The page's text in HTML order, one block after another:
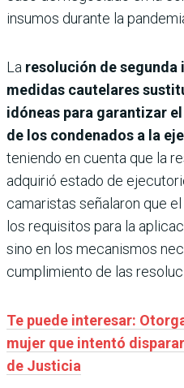
insumos durante la
La resolución de
medidas cautelares
idóneas para garantizar
de los condenados a la
teniendo en cuenta que la
adquirió estado de
camaristas señalaron que
los requisitos para la
sino en los mecanismos
cumplimiento de las
Te puede interesar:
mujer que intentó
de Justicia